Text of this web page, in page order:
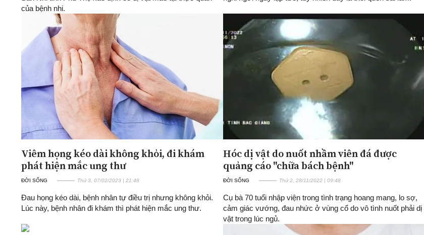
của bệnh nhi.
Viêm họng kéo dài không khỏi, đi khám
phát hiện mắc ung thư
ĐỜI SỐNG Thứ 3, 07/02/2023 | 21:48
Đau họng kéo dài, bệnh nhân tự điều trị nhưng không khỏi.
Lúc này, bệnh nhân đi khám thì phát hiện mắc ung thư.
Hóc dị vật do nuốt nhầm viên đá được
quảng cáo "chữa bách bệnh"
ĐỜI SỐNG Thứ 2, 28/11/2022 | 09:48
Cụ bà 70 tuổi nhập viện trong tình trạng hoang mang, lo sợ,
cảm giác vướng, đau nhức ở vùng cổ do vô tình nuốt phải dị
vật trong lúc ngủ.